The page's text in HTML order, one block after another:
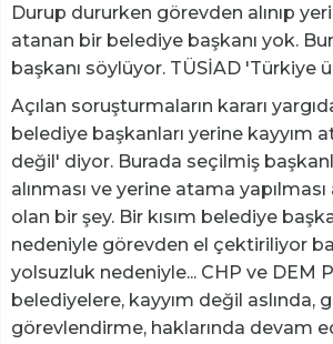
Durup dururken görevden alınıp
atanan bir belediye başkanı yok.
başkanı söylüyor. TÜSİAD 'Türkiye
Açılan soruşturmaların kararı
belediye başkanları yerine kayyım
değil' diyor. Burada seçilmiş
alınması ve yerine atama
olan bir şey. Bir kısım belediye
nedeniyle görevden el çektiriliyor
yolsuzluk nedeniyle... CHP ve DEM
belediyelere, kayyım değil aslında,
görevlendirme, haklarında devam